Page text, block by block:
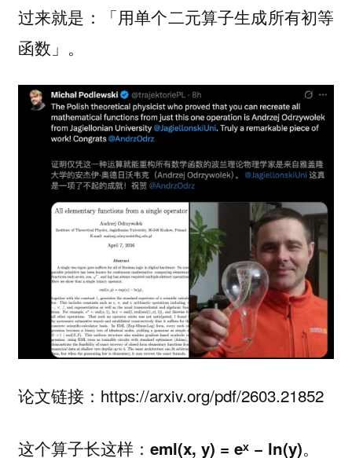
过来就是：
「用单个二元算子生成所有初等
函数」 。
论文链接：https://arxiv.org/pdf/2603.21852
这个算子长这样： eml(x, y) = eˣ − ln(y)。